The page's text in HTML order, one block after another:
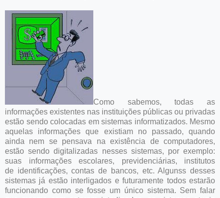
Como sabemos, todas as
informações existentes nas instituições públicas ou privadas
estão sendo colocadas em sistemas informatizados. Mesmo
aquelas informações que existiam no passado, quando
ainda nem se pensava na existência de computadores,
estão sendo digitalizadas nesses sistemas, por exemplo:
suas informações escolares, previdenciárias, institutos
de identificações, contas de bancos, etc. Algunss desses
sistemas já estão interligados e futuramente todos estarão
funcionando como se fosse um único sistema. Sem falar